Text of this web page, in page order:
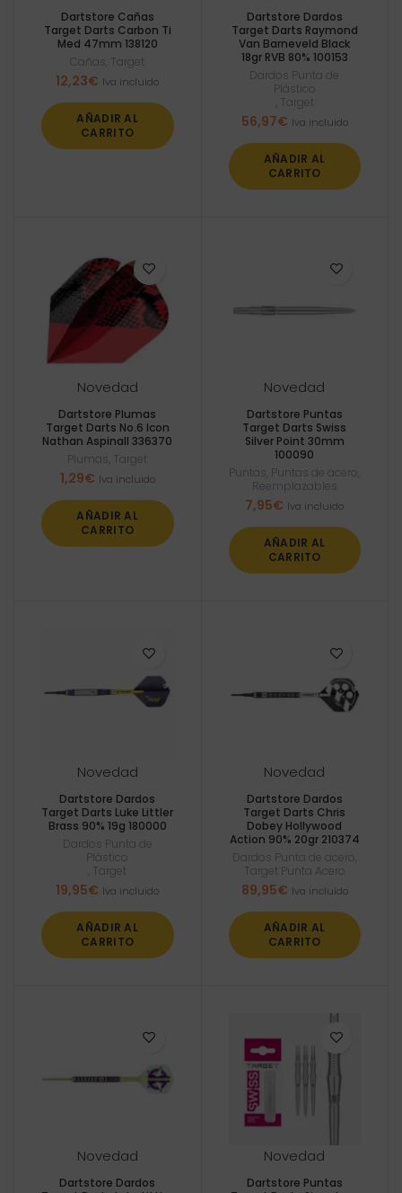
Dartstore Cañas
Target Darts Carbon Ti
Med 47mm 138120
Cañas Target
12,23€ Iva incluido
AÑADIR AL
CARRITO
Dartstore Dardos
Target Darts Raymond
Van Barneveld Black
18gr RVB 80% 100153
Dardos Punta de
Plástico
Target
56,97€ Iva incluido
AÑADIR AL
CARRITO
Novedad
Dartstore Plumas
Target Darts No.6 Icon
Nathan Aspinall 336370
Plumas Target
1,29€ Iva incluido
AÑADIR AL
CARRITO
Novedad
Dartstore Puntas
Target Darts Swiss
Silver Point 30mm
100090
Puntas Puntas de acero
Reemplazables
7,95€ Iva incluido
AÑADIR AL
CARRITO
Novedad
Dartstore Dardos
Target Darts Luke Littler
Brass 90% 19g 180000
Dardos Punta de
Plástico
Target
19,95€ Iva incluido
AÑADIR AL
CARRITO
Novedad
Dartstore Dardos
Target Darts Chris
Dobey Hollywood
Action 90% 20gr 210374
Dardos Punta de acero
Target Punta Acero
89,95€ Iva incluido
AÑADIR AL
CARRITO
Novedad
Dartstore Dardos
Novedad
Dartstore Puntas